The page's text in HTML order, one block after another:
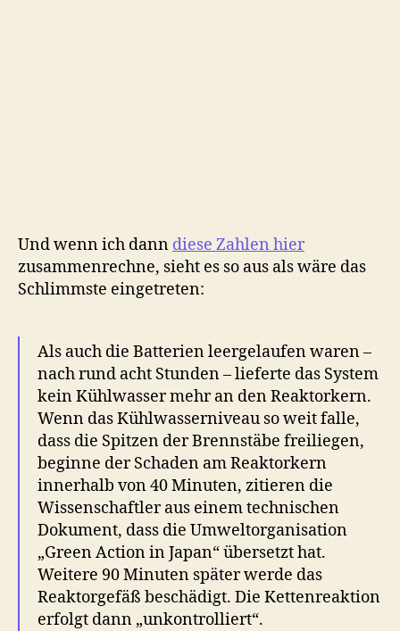
Und wenn ich dann diese Zahlen hier
zusammenrechne, sieht es so aus als wäre das
Schlimmste eingetreten:
Als auch die Batterien leergelaufen waren –
nach rund acht Stunden – lieferte das System
kein Kühlwasser mehr an den Reaktorkern.
Wenn das Kühlwasserniveau so weit falle,
dass die Spitzen der Brennstäbe freiliegen,
beginne der Schaden am Reaktorkern
innerhalb von 40 Minuten, zitieren die
Wissenschaftler aus einem technischen
Dokument, dass die Umweltorganisation
„Green Action in Japan“ übersetzt hat.
Weitere 90 Minuten später werde das
Reaktorgefäß beschädigt. Die Kettenreaktion
erfolgt dann „unkontrolliert“.